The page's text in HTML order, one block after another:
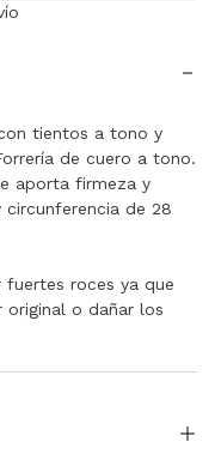
tientos a tono y
de cuero a tono.
aporta firmeza y
de 28
fuertes roces ya que
original o dañar los